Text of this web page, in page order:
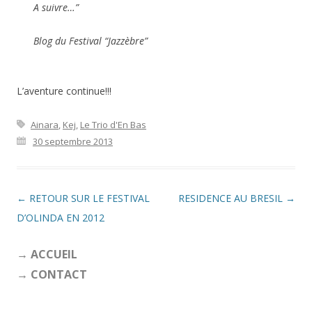
A suivre…”
Blog du Festival “Jazzèbre”
L’aventure continue!!!
Ainara, Kej, Le Trio d'En Bas
30 septembre 2013
Navigation des articles
← RETOUR SUR LE FESTIVAL
D’OLINDA EN 2012
RESIDENCE AU BRESIL →
→ ACCUEIL
→ CONTACT